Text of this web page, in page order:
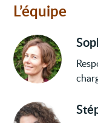
L’équipe